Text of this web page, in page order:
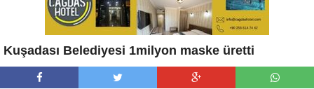
Kuşadası Belediyesi 1milyon maske üretti